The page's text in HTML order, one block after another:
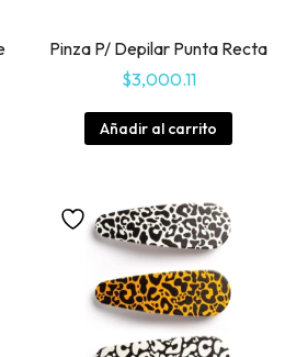
Pinza P/ Depilar Punta Recta
$3,000.11
Añadir al carrito